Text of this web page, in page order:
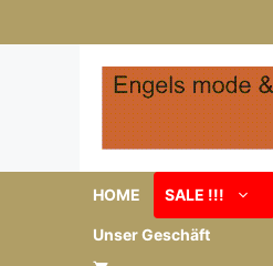
Inhalt
HOME SALE !!!
Unser Geschäft